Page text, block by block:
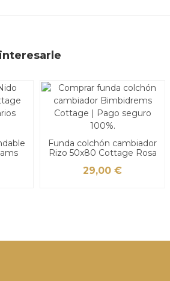
Funda colchón cambiador
Rizo 50x80 Cottage Rosa
29,00 €